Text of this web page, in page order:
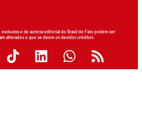
e de autoria editorial do Brasil de Fato podem ser
alterados e que se deem os devidos créditos.